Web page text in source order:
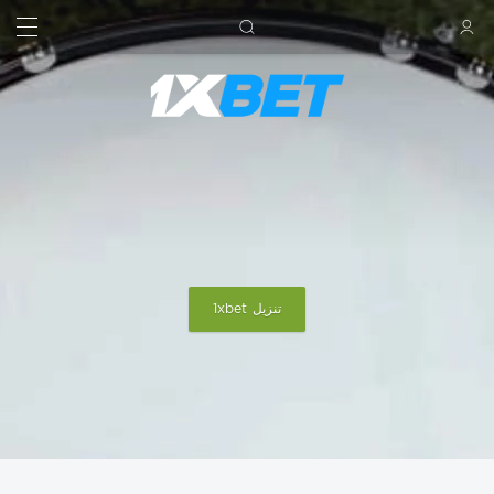
بحث
تنزيل 1xbet